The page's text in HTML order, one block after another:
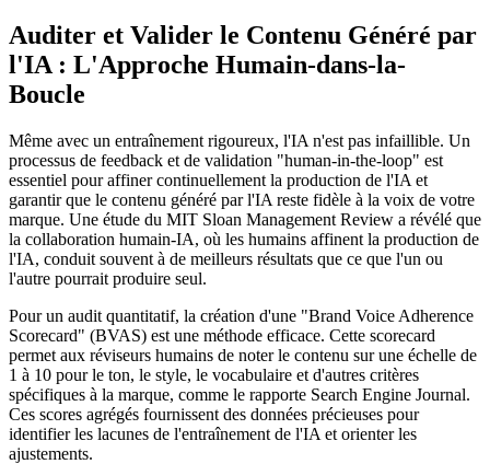
Auditer et Valider le Contenu Généré par
l'IA : L'Approche Humain-dans-la-
Boucle
Même avec un entraînement rigoureux, l'IA n'est pas infaillible. Un
processus de feedback et de validation "human-in-the-loop" est
essentiel pour affiner continuellement la production de l'IA et
garantir que le contenu généré par l'IA reste fidèle à la voix de votre
marque. Une étude du MIT Sloan Management Review a révélé que
la collaboration humain-IA, où les humains affinent la production de
l'IA, conduit souvent à de meilleurs résultats que ce que l'un ou
l'autre pourrait produire seul.
Pour un audit quantitatif, la création d'une "Brand Voice Adherence
Scorecard" (BVAS) est une méthode efficace. Cette scorecard
permet aux réviseurs humains de noter le contenu sur une échelle de
1 à 10 pour le ton, le style, le vocabulaire et d'autres critères
spécifiques à la marque, comme le rapporte Search Engine Journal.
Ces scores agrégés fournissent des données précieuses pour
identifier les lacunes de l'entraînement de l'IA et orienter les
ajustements.